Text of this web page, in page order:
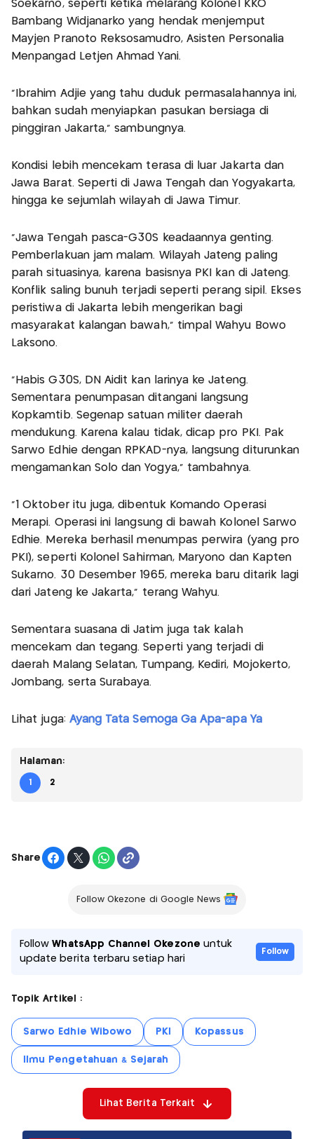
Soekarno, seperti ketika melarang Kolonel KKO
Bambang Widjanarko yang hendak menjemput
Mayjen Pranoto Reksosamudro, Asisten Personalia
Menpangad Letjen Ahmad Yani.
“Ibrahim Adjie yang tahu duduk permasalahannya ini,
bahkan sudah menyiapkan pasukan bersiaga di
pinggiran Jakarta,” sambungnya.
Kondisi lebih mencekam terasa di luar Jakarta dan
Jawa Barat. Seperti di Jawa Tengah dan Yogyakarta,
hingga ke sejumlah wilayah di Jawa Timur.
“Jawa Tengah pasca-G30S keadaannya genting.
Pemberlakuan jam malam. Wilayah Jateng paling
parah situasinya, karena basisnya PKI kan di Jateng.
Konflik saling bunuh terjadi seperti perang sipil. Ekses
peristiwa di Jakarta lebih mengerikan bagi
masyarakat kalangan bawah,” timpal Wahyu Bowo
Laksono.
“Habis G30S, DN Aidit kan larinya ke Jateng.
Sementara penumpasan ditangani langsung
Kopkamtib. Segenap satuan militer daerah
mendukung. Karena kalau tidak, dicap pro PKI. Pak
Sarwo Edhie dengan RPKAD-nya, langsung diturunkan
mengamankan Solo dan Yogya,” tambahnya.
“1 Oktober itu juga, dibentuk Komando Operasi
Merapi. Operasi ini langsung di bawah Kolonel Sarwo
Edhie. Mereka berhasil menumpas perwira (yang pro
PKI), seperti Kolonel Sahirman, Maryono dan Kapten
Sukarno. 30 Desember 1965, mereka baru ditarik lagi
dari Jateng ke Jakarta,” terang Wahyu.
Sementara suasana di Jatim juga tak kalah
mencekam dan tegang. Seperti yang terjadi di
daerah Malang Selatan, Tumpang, Kediri, Mojokerto,
Jombang, serta Surabaya.
Lihat juga: Ayang Tata Semoga Ga Apa-apa Ya
Halaman:
1 2
Share
Follow Okezone di Google News
FollowWhatsApp Channel Okezone untuk
update berita terbaru setiap hari
Follow
Topik Artikel :
Sarwo Edhie Wibowo PKI Kopassus
Ilmu Pengetahuan & Sejarah
Lihat Berita Terkait